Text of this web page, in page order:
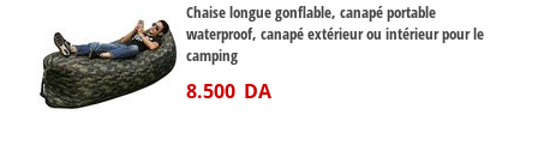
Chaise longue gonflable, canapé portable
waterproof, canapé extérieur ou intérieur pour le
camping
8.500 DA